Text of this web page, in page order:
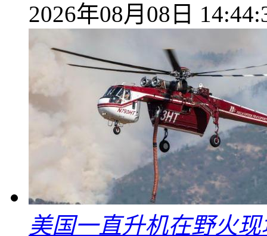
2026年08月08日
美国一直升机在野火